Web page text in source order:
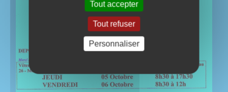
Tout accepter
Tout refuser
Personnaliser